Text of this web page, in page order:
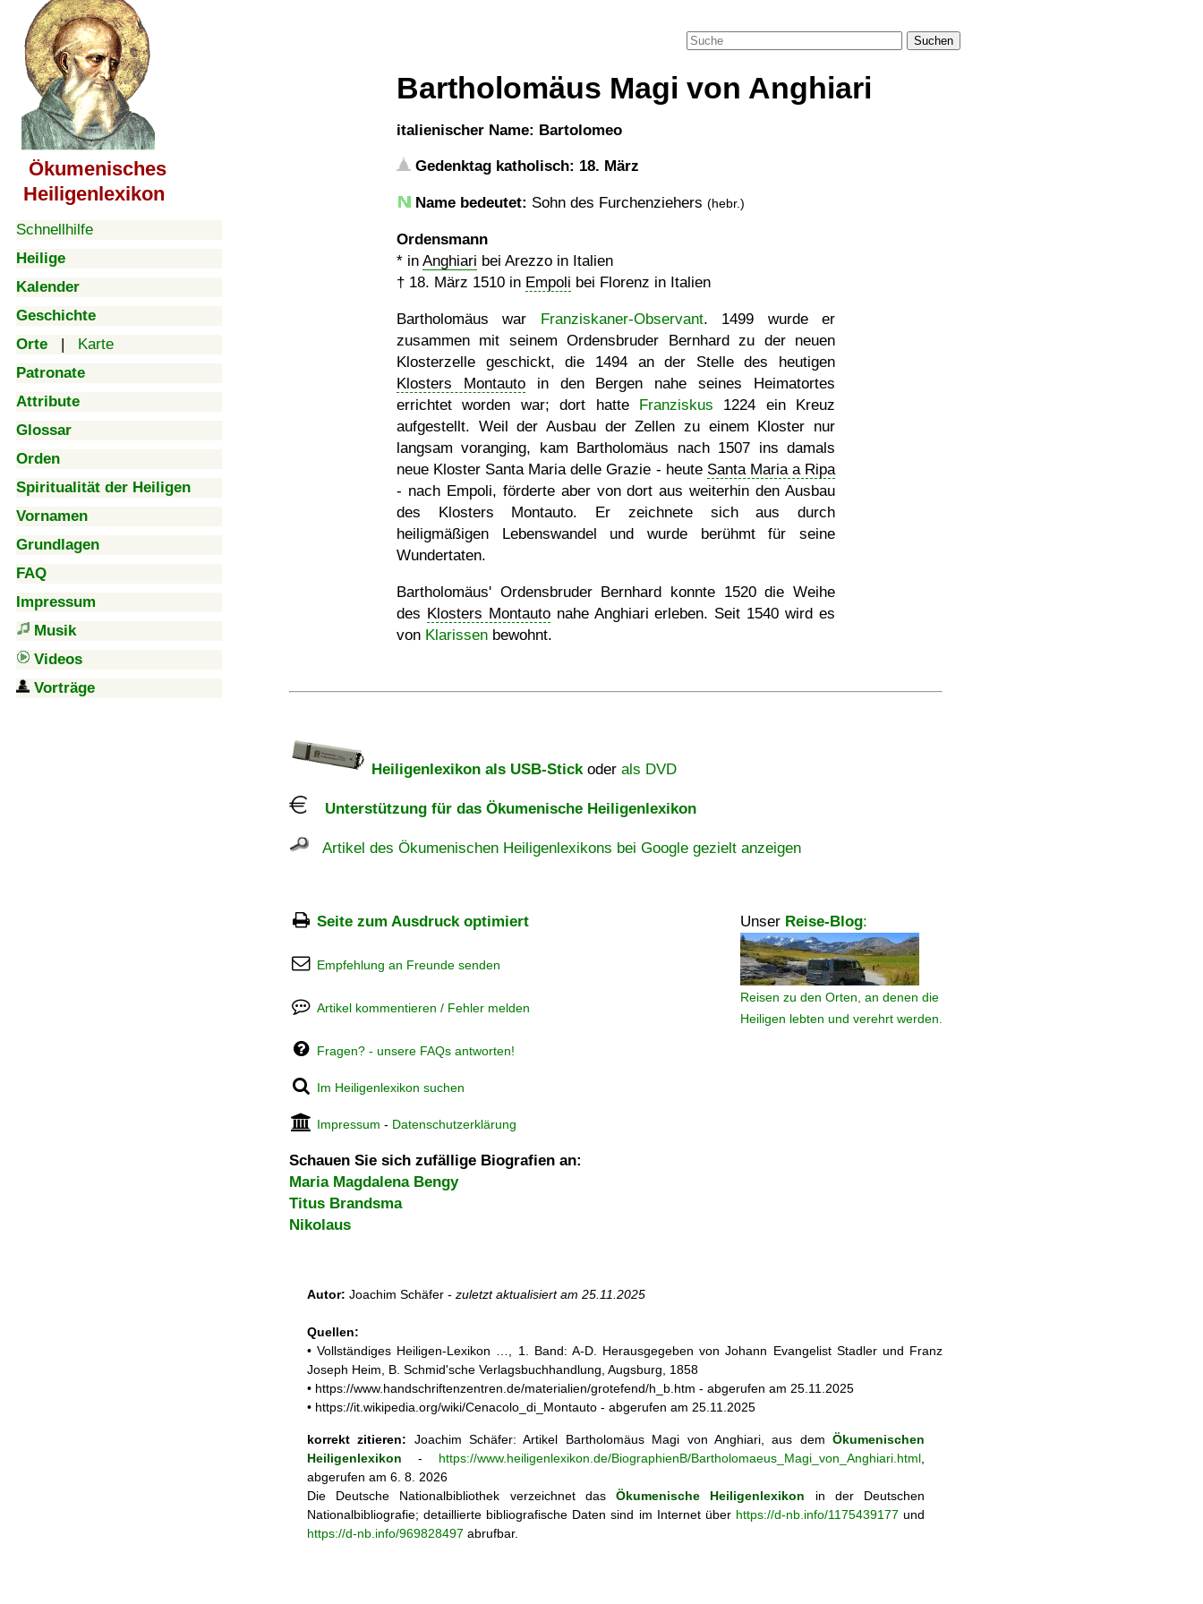
Ökumenisches
Heiligenlexikon
Schnellhilfe
Heilige
Kalender
Geschichte
Orte | Karte
Patronate
Attribute
Glossar
Orden
Spiritualität der Heiligen
Vornamen
Grundlagen
FAQ
Impressum
Musik
Videos
Vorträge
Suchen
Bartholomäus Magi von Anghiari
italienischer Name: Bartolomeo
Gedenktag katholisch: 18. März
Name bedeutet: Sohn des Furchenziehers (hebr.)
Ordensmann
* in Anghiari bei Arezzo in Italien
† 18. März 1510 in Empoli bei Florenz in Italien
Bartholomäus war Franziskaner-Observant. 1499 wurde er
zusammen mit seinem Ordensbruder Bernhard zu der neuen
Klosterzelle geschickt, die 1494 an der Stelle des heutigen
Klosters Montautoin den Bergen nahe seines Heimatortes
errichtet worden war; dort hatte Franziskus 1224 ein Kreuz
aufgestellt. Weil der Ausbau der Zellen zu einem Kloster nur
langsam voranging, kam Bartholomäus nach 1507 ins damals
neue Kloster Santa Maria delle Grazie - heute Santa Maria a Ripa
- nach Empoli, förderte aber von dort aus weiterhin den Ausbau
des Klosters Montauto. Er zeichnete sich aus durch
heiligmäßigen Lebenswandel und wurde berühmt für seine
Wundertaten.
Bartholomäus' Ordensbruder Bernhard konnte 1520 die Weihe
des Klosters Montautonahe Anghiari erleben. Seit 1540 wird es
von Klarissen bewohnt.
Heiligenlexikon als USB-Stickoder als DVD
Unterstützung für das Ökumenische Heiligenlexikon
Artikel des Ökumenischen Heiligenlexikons bei Google gezielt anzeigen
Seite zum Ausdruck optimiert Unser Reise-Blog:
Reisen zu den Orten, an denen die
Heiligen lebten und verehrt werden.
Empfehlung an Freunde senden
Artikel kommentieren / Fehler melden
Fragen? - unsere FAQs antworten!
Im Heiligenlexikon suchen
Impressum - Datenschutzerklärung
Schauen Sie sich zufällige Biografien an:
Maria Magdalena Bengy
Titus Brandsma
Nikolaus
Autor: Joachim Schäfer - zuletzt aktualisiert am 25.11.2025
Quellen:
• Vollständiges Heiligen-Lexikon …, 1. Band: A-D. Herausgegeben von Johann Evangelist Stadler und Franz
Joseph Heim, B. Schmid'sche Verlagsbuchhandlung, Augsburg, 1858
• https://www.handschriftenzentren.de/materialien/grotefend/h_b.htm - abgerufen am 25.11.2025
• https://it.wikipedia.org/wiki/Cenacolo_di_Montauto - abgerufen am 25.11.2025
korrekt zitieren: Joachim Schäfer: Artikel Bartholomäus Magi von Anghiari, aus demÖkumenischen
Heiligenlexikon - https://www.heiligenlexikon.de/BiographienB/Bartholomaeus_Magi_von_Anghiari.html
abgerufen am 6. 8. 2026
Die Deutsche Nationalbibliothek verzeichnet dasÖkumenische Heiligenlexikon in der Deutschen
Nationalbibliografie; detaillierte bibliografische Daten sind im Internet über https://d-nb.info/1175439177 und
https://d-nb.info/969828497 abrufbar.